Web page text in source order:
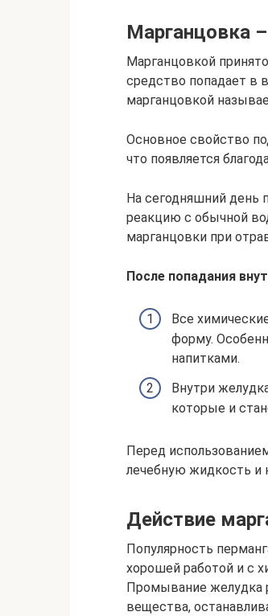
Марганцовка
Марганцовкой
средство попадает в
марганцовкой
Основное свойство
что появляется
На сегодняшний день
реакцию с обычной
марганцовки при
После попадания
Все
форму.
напитками.
Внутри
которые и
Перед
лечебную жидкость и
Действие
Популярность
хорошей работой и с
Промывание желудка
вещества,